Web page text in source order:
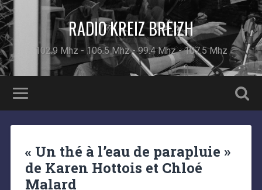
RADIO KREIZ BREIZH
102.9 Mhz - 106.5 Mhz - 99.4 Mhz - 107.5 Mhz
« Un thé à l’eau de parapluie »
de Karen Hottois et Chloé
Malard